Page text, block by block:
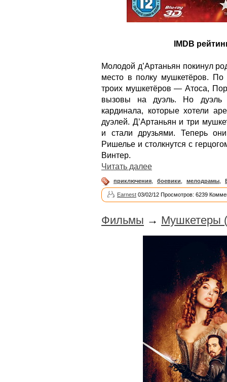
IMDB
Молодой д’Артаньян покинул
место в полку мушкетёров. По
троих мушкетёров — Атоса,
вызовы на дуэль. Но дуэль
кардинала, которые хотели
дуэлей. Д’Артаньян и три
и стали друзьями. Теперь
Ришелье и столкнутся с
Винтер.
Читать далее
приключения боевики мелодрамы
Earnest 03/02/12 Просмотров: 6239
Фильмы → Мушкетеры